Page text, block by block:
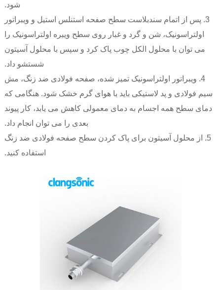
شود.
3. پس از اتمام سندبلاست سطح صفحه استنلس استیل و ویبراتور
اولتراسونیک، شن و گرد و غبار روی سطح ویبره اولتراسونیک را
می توان با محلول الکل چوب پاک کرد و سپس با محلول آسیتون
شستشو داد.
4. ویبراتور اولتراسونیک تمیز شده، صفحه فولادی ضد زنگ، مش
سیم فولادی و پد لاستیکی باید با هوای گرم خشک شود. هنگامی که
دمای سطح همه اجسام به دمای معمولی کاهش می یابد، کار پیوند
بعدی را می توان انجام داد.
5. از محلول آسیتون برای پاک کردن سطح صفحه فولادی ضد زنگ
استفاده کنید.